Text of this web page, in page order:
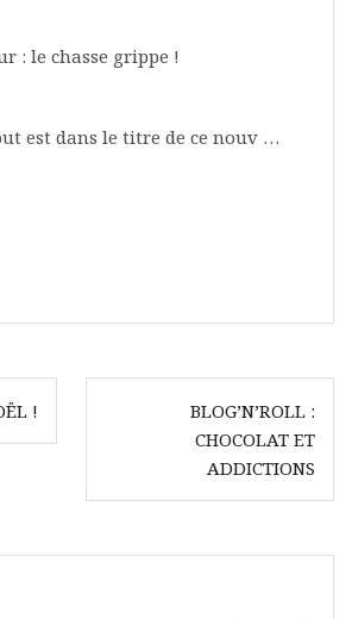
: le chasse grippe !
est dans le titre de ce nouv …
!
BLOG’N’ROLL :
CHOCOLAT ET
ADDICTIONS